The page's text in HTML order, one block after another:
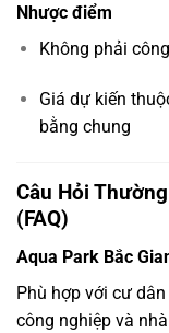
Nhược điểm
Không phải
Giá dự kiến
bằng chung
Câu Hỏi
(FAQ)
Aqua Park Bắc
Phù hợp với cư
công nghiệp và